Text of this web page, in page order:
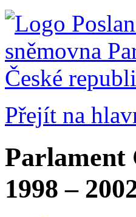
Přejít na
Parlament
1998 –